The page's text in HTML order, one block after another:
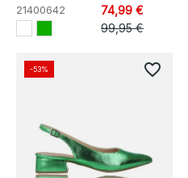
21400642
74,99 €
99,95 €
-53% favorite_border